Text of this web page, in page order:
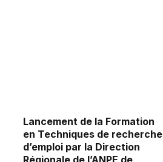
Lancement de la Formation
en Techniques de recherche
d’emploi par la Direction